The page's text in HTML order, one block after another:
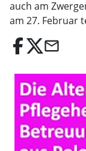
auch am
am 27. Februar
email